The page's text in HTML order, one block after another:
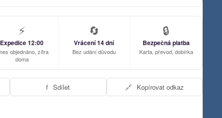
⚡
Expedice 12:00
objednáno, zítra
doma
🔄
Vrácení 14 dní
Bez udání důvodu
🔒
Bezpečná platba
Karta, převod, dobírka
f Sdílet 🔗 Kopírovat odkaz